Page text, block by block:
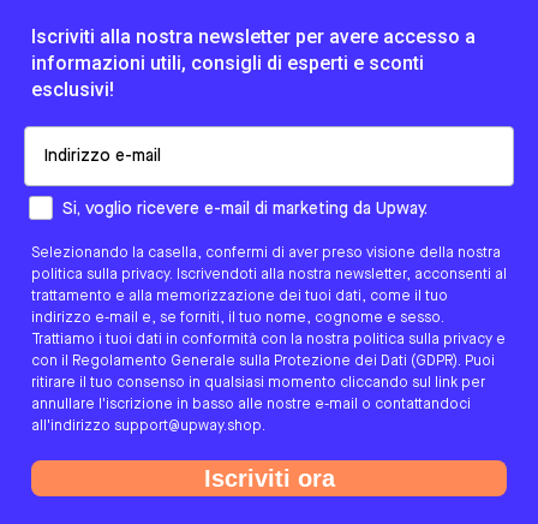
Iscriviti alla nostra newsletter per avere accesso a
informazioni utili, consigli di esperti e sconti
esclusivi!
Come preferisci essere contattato/a?
Si, voglio ricevere e-mail di marketing da Upway.
Selezionando la casella, confermi di aver preso visione della nostra
politica sulla privacy. Iscrivendoti alla nostra newsletter, acconsenti al
trattamento e alla memorizzazione dei tuoi dati, come il tuo
indirizzo e-mail e, se forniti, il tuo nome, cognome e sesso.
Trattiamo i tuoi dati in conformità con la nostra politica sulla privacy e
con il Regolamento Generale sulla Protezione dei Dati (GDPR). Puoi
ritirare il tuo consenso in qualsiasi momento cliccando sul link per
annullare l'iscrizione in basso alle nostre e-mail o contattandoci
all'indirizzo support@upway.shop.
Iscriviti ora